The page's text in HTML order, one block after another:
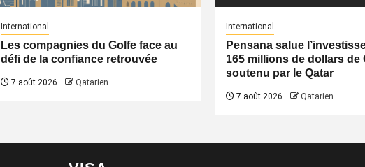
International
Les compagnies du Golfe face au
défi de la confiance retrouvée
7 août 2026 Qatarien
International
Pensana salue
165 millions de dollars de
soutenu par le Qatar
7 août 2026 Qatarien